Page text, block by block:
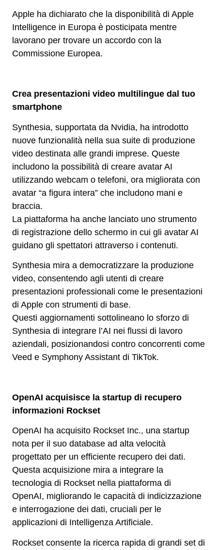
Apple ha dichiarato che la disponibilità di Apple
Intelligence in Europa è posticipata mentre
lavorano per trovare un accordo con la
Commissione Europea.
Crea presentazioni video multilingue dal tuo
smartphone
Synthesia, supportata da Nvidia, ha introdotto
nuove funzionalità nella sua suite di produzione
video destinata alle grandi imprese. Queste
includono la possibilità di creare avatar AI
utilizzando webcam o telefoni, ora migliorata con
avatar “a figura intera” che includono mani e
braccia.
La piattaforma ha anche lanciato uno strumento
di registrazione dello schermo in cui gli avatar AI
guidano gli spettatori attraverso i contenuti.
Synthesia mira a democratizzare la produzione
video, consentendo agli utenti di creare
presentazioni professionali come le presentazioni
di Apple con strumenti di base.
Questi aggiornamenti sottolineano lo sforzo di
Synthesia di integrare l’AI nei flussi di lavoro
aziendali, posizionandosi contro concorrenti come
Veed e Symphony Assistant di TikTok.
OpenAI acquisisce la startup di recupero
informazioni Rockset
OpenAI ha acquisito Rockset Inc., una startup
nota per il suo database ad alta velocità
progettato per un efficiente recupero dei dati.
Questa acquisizione mira a integrare la
tecnologia di Rockset nella piattaforma di
OpenAI, migliorando le capacità di indicizzazione
e interrogazione dei dati, cruciali per le
applicazioni di Intelligenza Artificiale.
Rockset consente la ricerca rapida di grandi set di